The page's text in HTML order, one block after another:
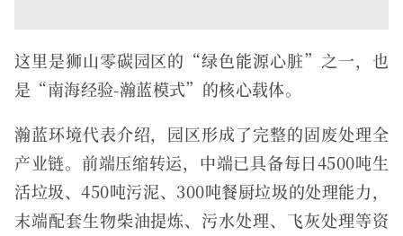
这里是狮山零碳园区的“绿色能源心脏”之一，也
是“南海经验-瀚蓝模式”的核心载体。
瀚蓝环境代表介绍，园区形成了完整的固废处理全
产业链。前端压缩转运，中端已具备每日4500吨生
活垃圾、450吨污泥、300吨餐厨垃圾的处理能力，
末端配套生物柴油提炼、污水处理、飞灰处理等资